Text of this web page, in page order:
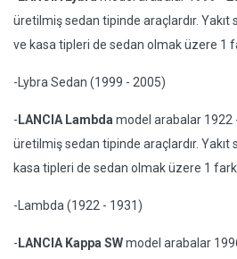
üretilmiş sedan tipinde araçlardır. Yakıt
ve kasa tipleri de sedan olmak üzere 1
-Lybra Sedan (1999 - 2005)
- LANCIA Lambda model arabalar 1922 -
üretilmiş sedan tipinde araçlardır. Yakıt
kasa tipleri de sedan olmak üzere 1
-Lambda (1922 - 1931)
- LANCIA Kappa SWmodel arabalar